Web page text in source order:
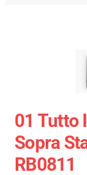
01 Tutto
Sopra
RB0811